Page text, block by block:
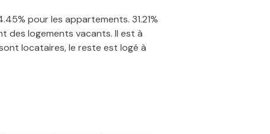
pour les appartements. 31.21%
des logements vacants. Il est à
locataires, le reste est logé à